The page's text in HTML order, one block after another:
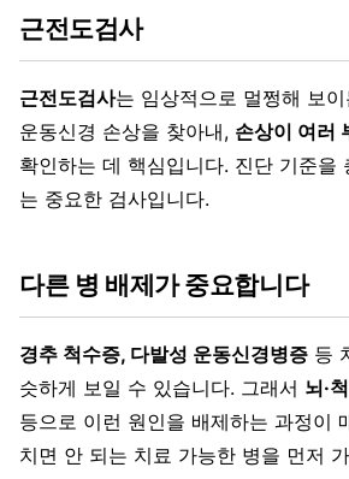
근전도검사
근전도검사는 임상적으로 멀쩡해 보
운동신경 손상을 찾아내, 손상이 여러
확인하는 데 핵심입니다. 진단 기준을
는 중요한 검사입니다.
다른 병 배제가 중요합니다
경추 척수증, 다발성 운동신경병증 등
슷하게 보일 수 있습니다. 그래서 뇌·
등으로 이런 원인을 배제하는 과정이
치면 안 되는 치료 가능한 병을 먼저